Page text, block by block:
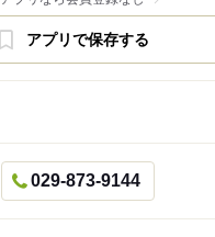
アプリで保存する
029-873-9144